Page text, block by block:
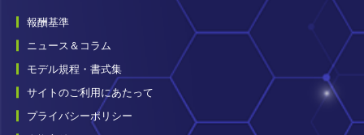
報酬基準
ニュース＆コラム
モデル規程・書式集
サイトのご利用にあたって
プライバシーポリシー